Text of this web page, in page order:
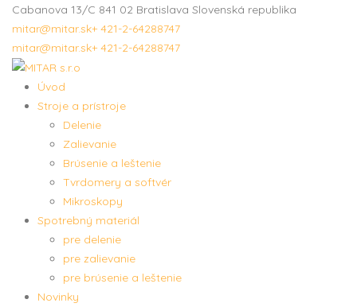
Cabanova 13/C 841 02 Bratislava Slovenská republika
mitar@mitar.sk+ 421-2-64288747
mitar@mitar.sk+ 421-2-64288747
Úvod
Stroje a prístroje
Delenie
Zalievanie
Brúsenie a leštenie
Tvrdomery a softvér
Mikroskopy
Spotrebný materiál
pre delenie
pre zalievanie
pre brúsenie a leštenie
Novinky